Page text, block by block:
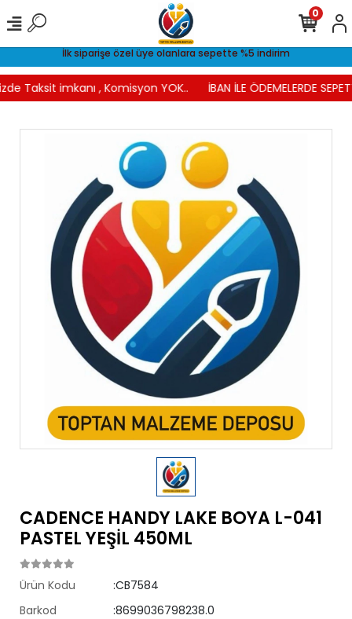
İlk siparişe özel üye olanlara sepette %5 indirim
Taksit imkanı , Komisyon YOK.. İBAN İLE ÖDEMELERDE
0
CADENCE HANDY LAKE BOYA L-041
PASTEL YEŞİL 450ML
Ürün Kodu
:CB7584
Barkod
:8699036798238.0